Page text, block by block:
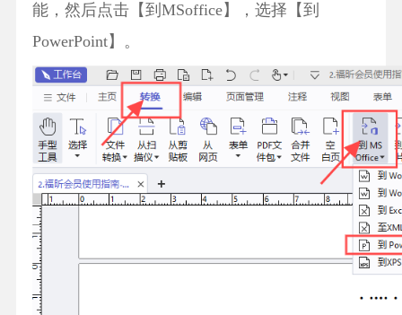
能，然后点击【到MSoffice】，选择【到
PowerPoint】。